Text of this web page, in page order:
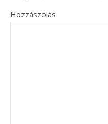
Hozzászólás